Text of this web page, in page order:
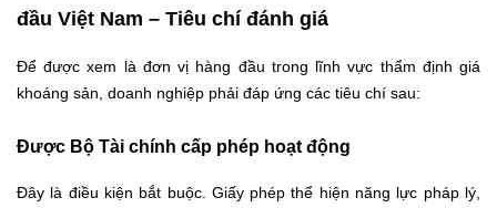
đầu Việt Nam – Tiêu chí đánh giá
Để được xem là đơn vị hàng đầu trong lĩnh vực thẩm định giá
khoáng sản, doanh nghiệp phải đáp ứng các tiêu chí sau:
Được Bộ Tài chính cấp phép hoạt động
Đây là điều kiện bắt buộc. Giấy phép thể hiện năng lực pháp lý,